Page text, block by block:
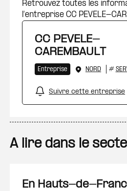
Retrouvez toutes les
l’entreprise CC PEVELE-
CC PEVELE-
CAREMBAULT
Entreprise NORD #
Suivre cette entreprise
A lire dans le
En Hauts-de-